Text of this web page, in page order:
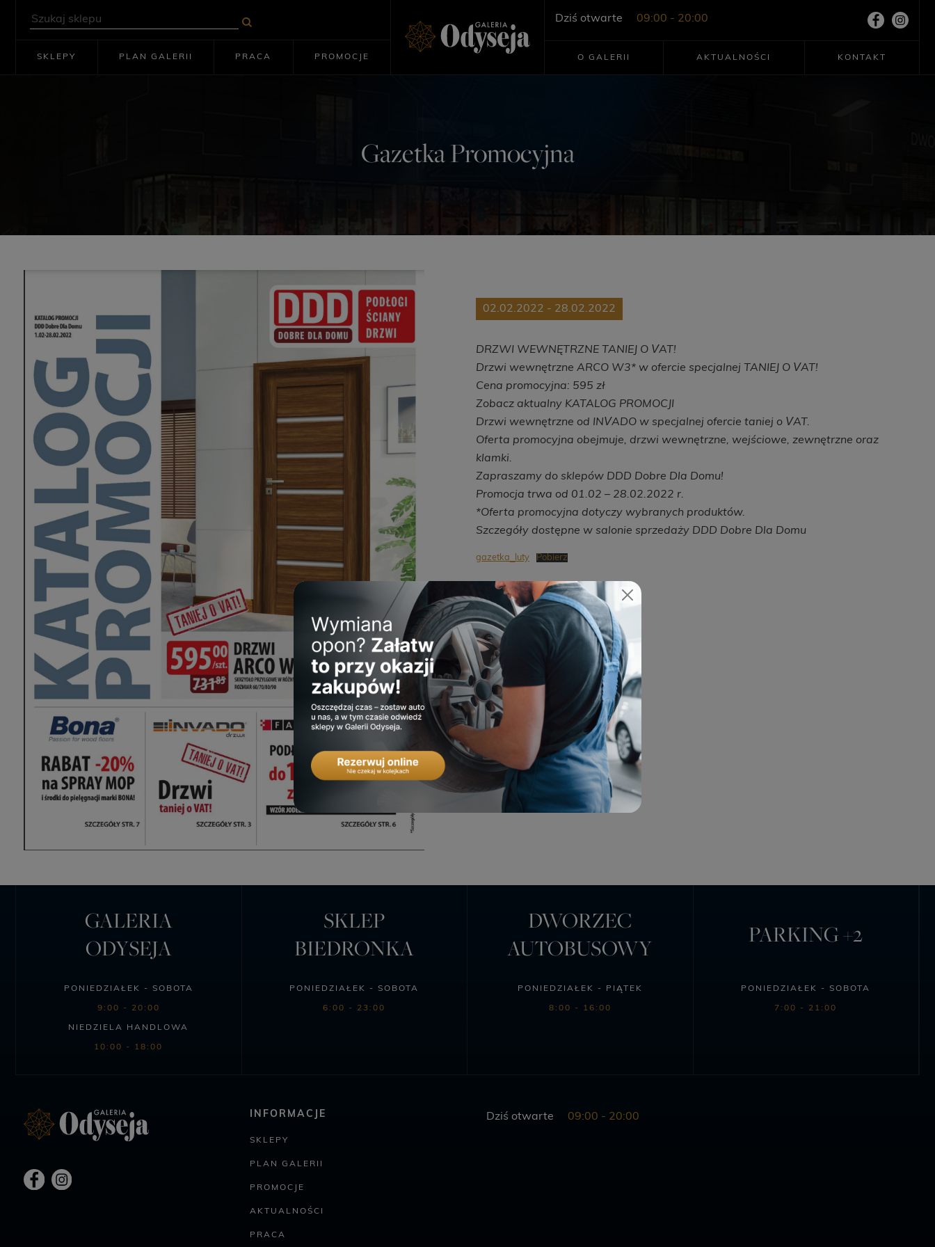
SKLEPY PLAN GALERII PRACA PROMOCJE
Dziś otwarte 09:00 - 20:00
O GALERII AKTUALNOŚCI KONTAKT
Gazetka Promocyjna
02.02.2022 - 28.02.2022
DRZWI WEWNĘTRZNE TANIEJ O VAT!
Drzwi wewnętrzne ARCO W3* w ofercie specjalnej TANIEJ O VAT!
Cena promocyjna: 595 zł
Zobacz aktualny KATALOG PROMOCJI
Drzwi wewnętrzne od INVADO w specjalnej ofercie taniej o VAT.
Oferta promocyjna obejmuje, drzwi wewnętrzne, wejściowe, zewnętrzne oraz
klamki.
Zapraszamy do sklepów DDD Dobre Dla Domu!
Promocja trwa od 01.02 – 28.02.2022 r.
*Oferta promocyjna dotyczy wybranych produktów.
Szczegóły dostępne w salonie sprzedaży DDD Dobre Dla Domu
gazetka_luty Pobierz
GALERIA
ODYSEJA
PONIEDZIAŁEK - SOBOTA
9:00 - 20:00
NIEDZIELA HANDLOWA
10:00 - 18:00
SKLEP
BIEDRONKA
PONIEDZIAŁEK - SOBOTA
6:00 - 23:00
DWORZEC
AUTOBUSOWY
PONIEDZIAŁEK - PIĄTEK
8:00 - 16:00
PARKING +2
PONIEDZIAŁEK - SOBOTA
7:00 - 21:00
INFORMACJE
SKLEPY
PLAN GALERII
PROMOCJE
AKTUALNOŚCI
PRACA
Dziś otwarte 09:00 - 20:00